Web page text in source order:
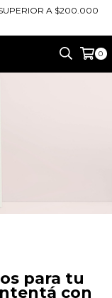
A $200.000
0
para tu
con